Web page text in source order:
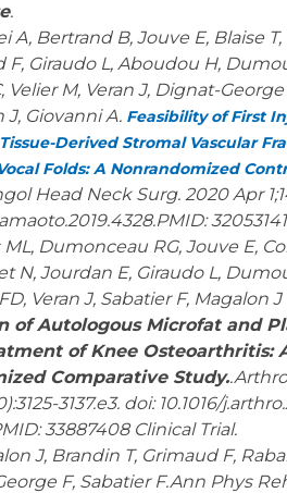
.
A, Bertrand B, Jouve E, Blaise
F, Giraudo L, Aboudou H,
Velier M, Veran J, Dignat-
J, Giovanni A. Feasibility of First
Derived Stromal Vascular
Folds: A Nonrandomized
Head Neck Surg. 2020 Apr
32053141
ML, Dumonceau RG, Jouve E,
N, Jourdan E, Giraudo L,
Veran J, Sabatier F, Magalon J
of Autologous Microfat and
of Knee Osteoarthritis:
Comparative Study.
3137.e3. doi: 10.1016/
33887408 Clinical Trial.
J, Brandin T, Grimaud F,
F, Sabatier F.Ann Phys